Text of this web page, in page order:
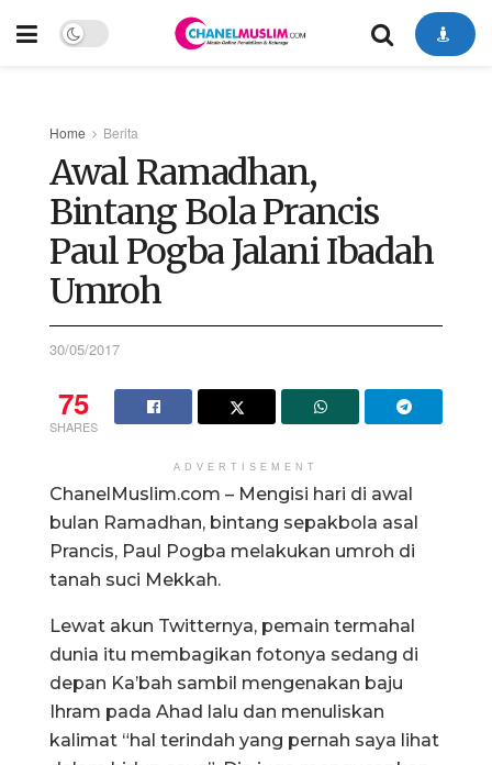
Home Berita
Awal Ramadhan,
Bintang Bola Prancis
Paul Pogba Jalani Ibadah
Umroh
30/05/2017
75
SHARES
ADVERTISEMENT
ChanelMuslim.com – Mengisi hari di awal
bulan Ramadhan, bintang sepakbola asal
Prancis, Paul Pogba melakukan umroh di
tanah suci Mekkah.
Lewat akun Twitternya, pemain termahal
dunia itu membagikan fotonya sedang di
depan Ka’bah sambil mengenakan baju
Ihram pada Ahad lalu dan menuliskan
kalimat “hal terindah yang pernah saya lihat